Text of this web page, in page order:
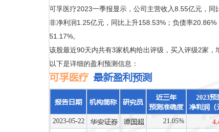
可孚医疗2023一季报显示，公司主营收入8.55亿元，
非净利润1.25亿元，同比上升158.53%；负债率
51.17%。
该股最近90天内共有3家机构给出评级，买入评级2家，
以下是详细的盈利预测信息：